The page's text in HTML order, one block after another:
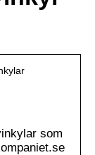
som